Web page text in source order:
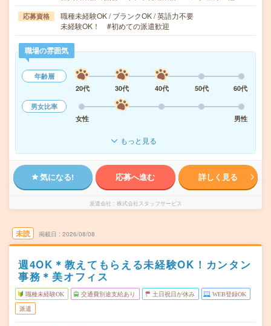
応募資格
職種未経験OK / ブランクOK / 英語力不要
未経験OK！ #初めての派遣歓迎
職場の雰囲気
年齢層
20代
30代 40代 50代
60代
男女比率
女性
男性
もっと見る
気になる! 応募へ進む 詳しく見る
派遣会社 株式会社スタッフサービス
未読 掲載日 2026/08/08
週4OK＊教えてもらえる未経験OK！カンタン
事務＊美オフィス
職種未経験OK 交通費別途支給あり 土日祝日が休み WEB登録OK
派遣